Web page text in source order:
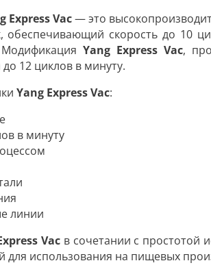
Express Vac— это
обеспечивающий скорость до 10
Yang Express Vac,
до 12 циклов в минуту.
Yang Express Vac:
в минуту
линии
Vacв сочетании с простотой
использования на пищевых